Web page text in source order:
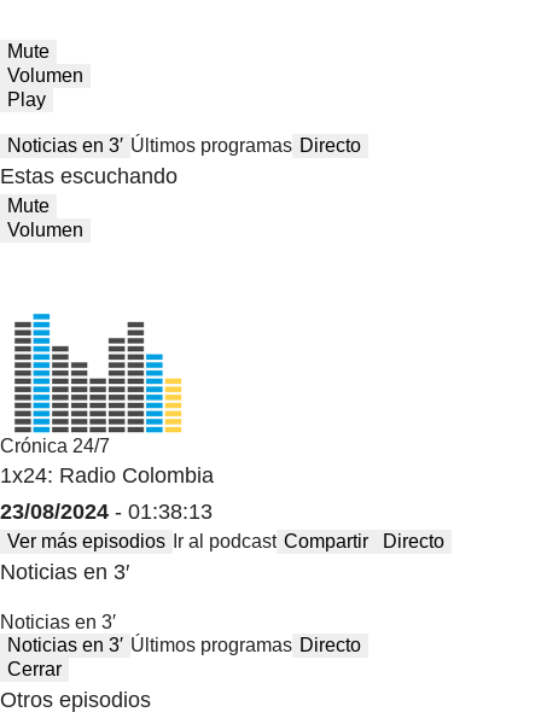
Mute
Volumen
Play
Noticias en 3′ Últimos programas Directo
Estas escuchando
Mute
Volumen
Crónica 24/7
1x24: Radio Colombia
23/08/2024 - 01:38:13
Ver más episodios Ir al podcast Compartir Directo
Noticias en 3′
Noticias en 3′
Noticias en 3′ Últimos programas Directo
Cerrar
Otros episodios